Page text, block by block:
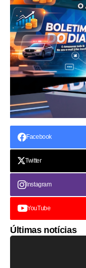
Facebook
Twitter
Instagram
YouTube
Últimas notícias